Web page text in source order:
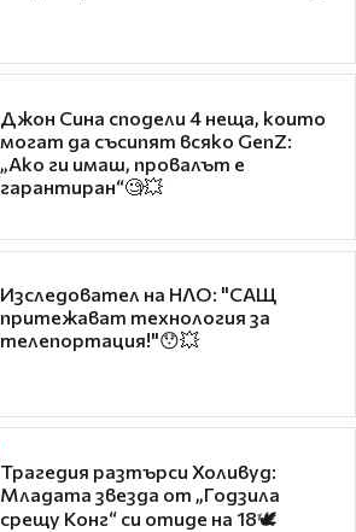
Джон Сина сподели 4 неща, които
могат да съсипят всяко GenZ:
„Ако ги имаш, провалът е
гарантиран“🧐💥
Изследовател на НЛО: "САЩ
притежават технология за
телепортация!"😯💥
Трагедия разтърси Холивуд:
Младата звезда от „Годзила
срещу Конг“ си отиде на 18🕊️